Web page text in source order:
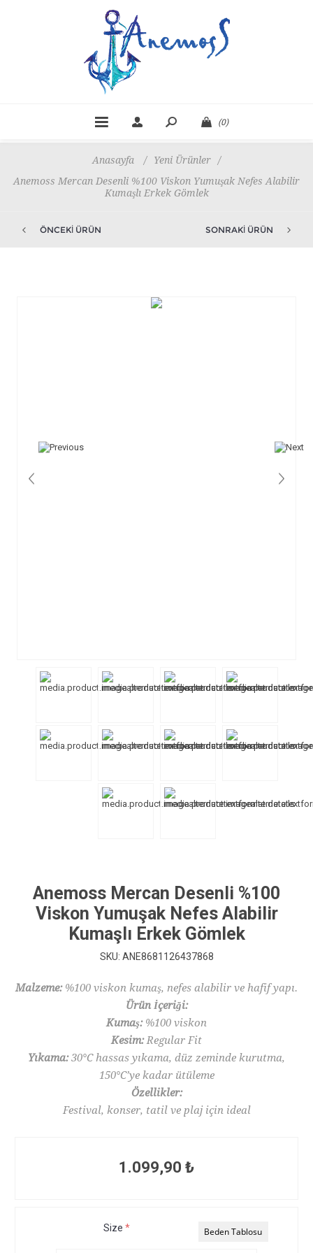
(0)
Anasayfa / Yeni Ürünler
/
Anemoss Mercan Desenli %100 Viskon Yumuşak Nefes Alabilir
Kumaşlı Erkek Gömlek
ÖNCEKI ÜRÜN SONRAKI ÜRÜN
Anemoss Mercan Desenli %100
Viskon Yumuşak Nefes Alabilir
Kumaşlı Erkek Gömlek
SKU: ANE8681126437868
Malzeme:%100 viskon kumaş, nefes alabilir ve hafif yapı.
Ürün İçeriği:
Kumaş:%100 viskon
Kesim:Regular Fit
Yıkama:30°C hassas yıkama, düz zeminde kurutma,
150°C’ye kadar ütüleme
Özellikler:
Festival, konser, tatil ve plaj için ideal
1.099,90 ₺
Beden Tablosu
Size *